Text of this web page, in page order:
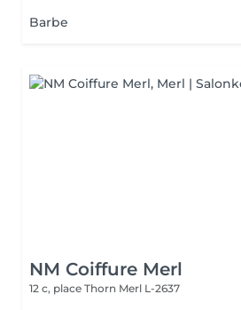
Barbe
NM Coiffure Merl
12 c, place Thorn Merl L-2637